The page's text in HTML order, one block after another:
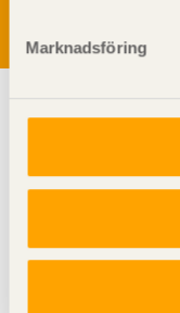
Marknadsföring
Svenskt Trä sprider
en livskraftig